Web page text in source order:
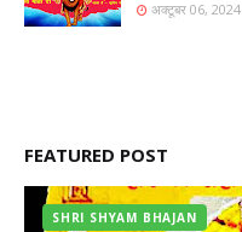
अक्टूबर 06, 2024
FEATURED POST
SHRI SHYAM BHAJAN